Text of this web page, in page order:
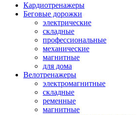
Кардиотренажеры
Беговые дорожки
электрические
складные
профессиональные
механические
магнитные
для дома
Велотренажеры
электромагнитные
складные
ременные
магнитные